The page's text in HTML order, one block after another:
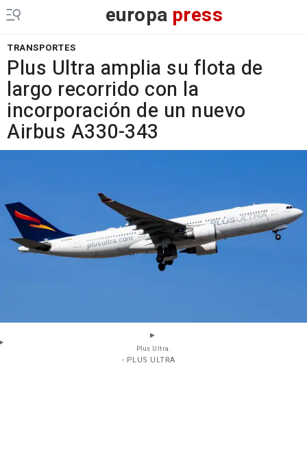
europa press
TRANSPORTES
Plus Ultra amplia su flota de
largo recorrido con la
incorporación de un nuevo
Airbus A330-343
Plus Ultra.
- PLUS ULTRA